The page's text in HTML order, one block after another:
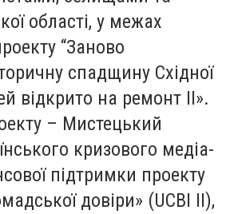
області, у межах
“Заново
спадщину Східної
відкрито на ремонт II».
– Мистецький
кризового медіа-
підтримки проекту
довіри» (UCBI II),